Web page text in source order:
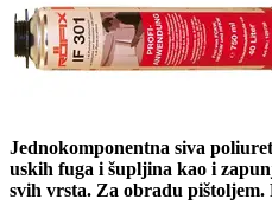
Jednokomponentna siva
uskih fuga i šupljina kao i
svih vrsta. Za obradu pištoljem.